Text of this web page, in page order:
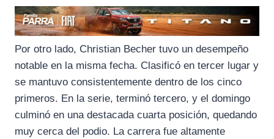
Por otro lado, Christian Becher tuvo un desempeño
notable en la misma fecha. Clasificó en tercer lugar y
se mantuvo consistentemente dentro de los cinco
primeros. En la serie, terminó tercero, y el domingo
culminó en una destacada cuarta posición, quedando
muy cerca del podio. La carrera fue altamente